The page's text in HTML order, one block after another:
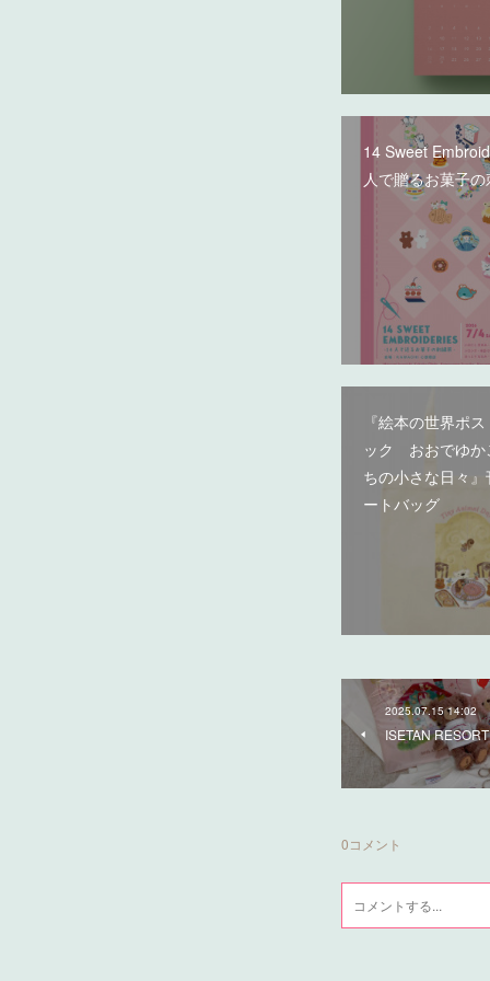
14 Sweet
人で贈るお菓子
『絵本の世界ポ
ック おおでゆ
ちの小さな日々
ートバッグ
2025.07.15 14:02
ISETAN
0コメント